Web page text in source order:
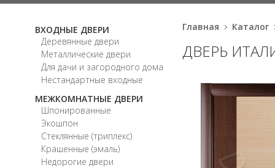
ВХОДНЫЕ ДВЕРИ
Деревянные двери
Металлические двери
Для дачи и загородного дома
Нестандартные входные
МЕЖКОМНАТНЫЕ ДВЕРИ
Шпонированные
Экошпон
Стеклянные (триплекс)
Крашенные (эмаль)
Недорогие двери
Главная Каталог
ДВЕРЬ